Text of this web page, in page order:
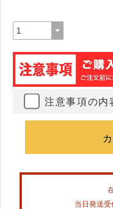
注意事項の内
当日発送受